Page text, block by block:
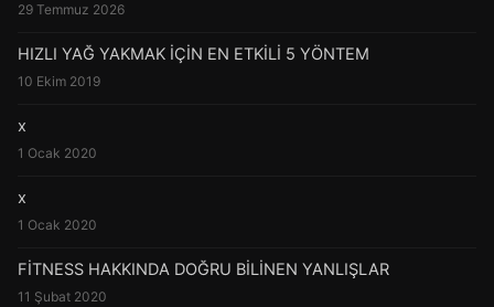
29 Temmuz 2026
HIZLI YAĞ YAKMAK İÇİN EN ETKİLİ 5 YÖNTEM
10 Ekim 2019
x
1 Ocak 2020
x
1 Ocak 2020
FİTNESS HAKKINDA DOĞRU BİLİNEN YANLIŞLAR
11 Şubat 2020